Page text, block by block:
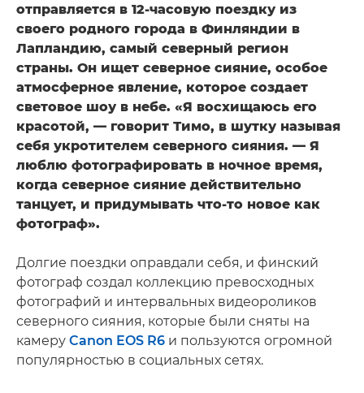
отправляется в 12-часовую поездку из
своего родного города в Финляндии в
Лапландию, самый северный регион
страны. Он ищет северное сияние, особое
атмосферное явление, которое создает
световое шоу в небе. «Я восхищаюсь его
красотой, — говорит Тимо, в шутку называя
себя укротителем северного сияния. — Я
люблю фотографировать в ночное время,
когда северное сияние действительно
танцует, и придумывать что-то новое как
фотограф».
Долгие поездки оправдали себя, и финский
фотограф создал коллекцию превосходных
фотографий и интервальных видеороликов
северного сияния, которые были сняты на
камеру Canon EOS R6 и пользуются огромной
популярностью в социальных сетях.